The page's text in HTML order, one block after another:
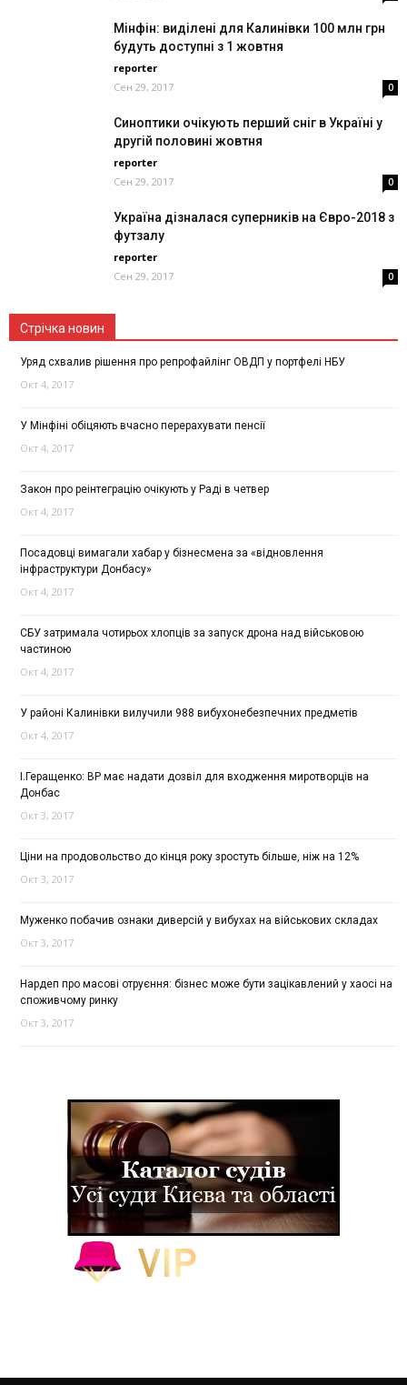
Мінфін: виділені для Калинівки 100 млн грн
будуть доступні з 1 жовтня
reporter
Сен 29, 2017
0
Синоптики очікують перший сніг в Україні у
другій половині жовтня
reporter
Сен 29, 2017
0
Україна дізналася суперників на Євро-2018 з
футзалу
reporter
Сен 29, 2017
0
Стрічка новин
Уряд схвалив рішення про репрофайлінг ОВДП у портфелі НБУ
Окт 4, 2017
У Мінфіні обіцяють вчасно перерахувати пенсії
Окт 4, 2017
Закон про реінтеграцію очікують у Раді в четвер
Окт 4, 2017
Посадовці вимагали хабар у бізнесмена за «відновлення
інфраструктури Донбасу»
Окт 4, 2017
СБУ затримала чотирьох хлопців за запуск дрона над військовою
частиною
Окт 4, 2017
У районі Калинівки вилучили 988 вибухонебезпечних предметів
Окт 4, 2017
І.Геращенко: ВР має надати дозвіл для входження миротворців на
Донбас
Окт 3, 2017
Ціни на продовольство до кінця року зростуть більше, ніж на 12%
Окт 3, 2017
Муженко побачив ознаки диверсій у вибухах на військових складах
Окт 3, 2017
Нардеп про масові отруєння: бізнес може бути зацікавлений у хаосі на
споживчому ринку
Окт 3, 2017